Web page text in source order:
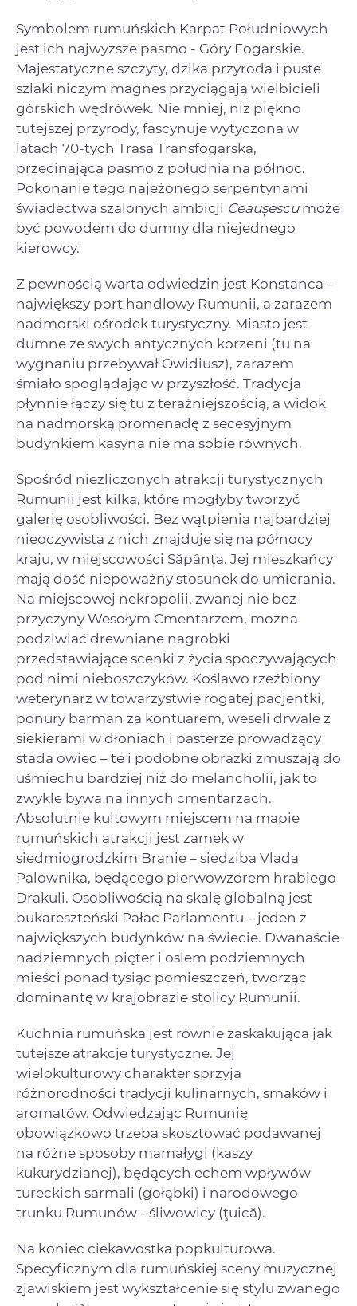
Symbolem rumuńskich Karpat Południowych
jest ich najwyższe pasmo - Góry Fogarskie.
Majestatyczne szczyty, dzika przyroda i puste
szlaki niczym magnes przyciągają wielbicieli
górskich wędrówek. Nie mniej, niż piękno
tutejszej przyrody, fascynuje wytyczona w
latach 70-tych Trasa Transfogarska,
przecinająca pasmo z południa na północ.
Pokonanie tego najeżonego serpentynami
świadectwa szalonych ambicji Ceaușescumoże
być powodem do dumny dla niejednego
kierowcy.
Z pewnością warta odwiedzin jest Konstanca –
największy port handlowy Rumunii, a zarazem
nadmorski ośrodek turystyczny. Miasto jest
dumne ze swych antycznych korzeni (tu na
wygnaniu przebywał Owidiusz), zarazem
śmiało spoglądając w przyszłość. Tradycja
płynnie łączy się tu z teraźniejszością, a widok
na nadmorską promenadę z secesyjnym
budynkiem kasyna nie ma sobie równych.
Spośród niezliczonych atrakcji turystycznych
Rumunii jest kilka, które mogłyby tworzyć
galerię osobliwości. Bez wątpienia najbardziej
nieoczywista z nich znajduje się na północy
kraju, w miejscowości Săpânța. Jej mieszkańcy
mają dość niepoważny stosunek do umierania.
Na miejscowej nekropolii, zwanej nie bez
przyczyny Wesołym Cmentarzem, można
podziwiać drewniane nagrobki
przedstawiające scenki z życia spoczywających
pod nimi nieboszczyków. Koślawo rzeźbiony
weterynarz w towarzystwie rogatej pacjentki,
ponury barman za kontuarem, weseli drwale z
siekierami w dłoniach i pasterze prowadzący
stada owiec – te i podobne obrazki zmuszają do
uśmiechu bardziej niż do melancholii, jak to
zwykle bywa na innych cmentarzach.
Absolutnie kultowym miejscem na mapie
rumuńskich atrakcji jest zamek w
siedmiogrodzkim Branie – siedziba Vlada
Palownika, będącego pierwowzorem hrabiego
Drakuli. Osobliwością na skalę globalną jest
bukareszteński Pałac Parlamentu – jeden z
największych budynków na świecie. Dwanaście
nadziemnych pięter i osiem podziemnych
mieści ponad tysiąc pomieszczeń, tworząc
dominantę w krajobrazie stolicy Rumunii.
Kuchnia rumuńska jest równie zaskakująca jak
tutejsze atrakcje turystyczne. Jej
wielokulturowy charakter sprzyja
różnorodności tradycji kulinarnych, smaków i
aromatów. Odwiedzając Rumunię
obowiązkowo trzeba skosztować podawanej
na różne sposoby mamałygi (kaszy
kukurydzianej), będących echem wpływów
tureckich sarmali (gołąbki) i narodowego
trunku Rumunów - śliwowicy (ţuică).
Na koniec ciekawostka popkulturowa.
Specyficznym dla rumuńskiej sceny muzycznej
zjawiskiem jest wykształcenie się stylu zwanego